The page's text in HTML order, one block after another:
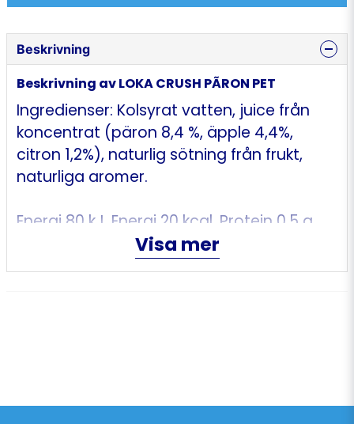
Beskrivning
Beskrivning av LOKA CRUSH PÃRON PET
Ingredienser: Kolsyrat vatten, juice från
koncentrat (päron 8,4 %, äpple 4,4%,
citron 1,2%), naturlig sötning från frukt,
naturliga aromer.
Energi 80 kJ, Energi 20 kcal, Protein 0.5 g,
Fett 0.5 g, Varav mättat fett 0 g, Salt 0.2 g,
Kolhydrat 4.3 g, Varav sockerarter 2.8 g
Visa mer